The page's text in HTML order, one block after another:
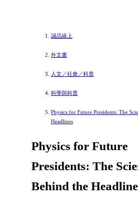
誠品線上
外文書
人文／社會／科普
科學與科普
Physics for Future Presidents: The
Headlines
Physics for Future
Presidents: The
Behind the